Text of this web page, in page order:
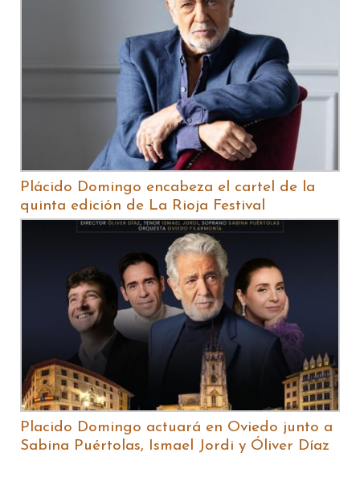
Plácido Domingo encabeza el cartel de la
quinta edición de La Rioja Festival
Placido Domingo actuará en Oviedo junto a
Sabina Puértolas, Ismael Jordi y Óliver Díaz